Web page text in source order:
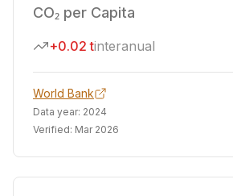
CO₂ per Capita
+0.02 tinteranual
World Bank
Data year: 2024
Verified: Mar 2026